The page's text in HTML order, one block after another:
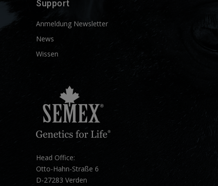
Support
Anmeldung Newsletter
News
Wissen
Head Office:
Otto-Hahn-Straße 6
D-27283 Verden